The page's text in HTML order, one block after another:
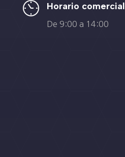
Horario comercial
De 9:00 a 14:00